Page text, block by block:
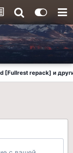
[Fullrest repack] и